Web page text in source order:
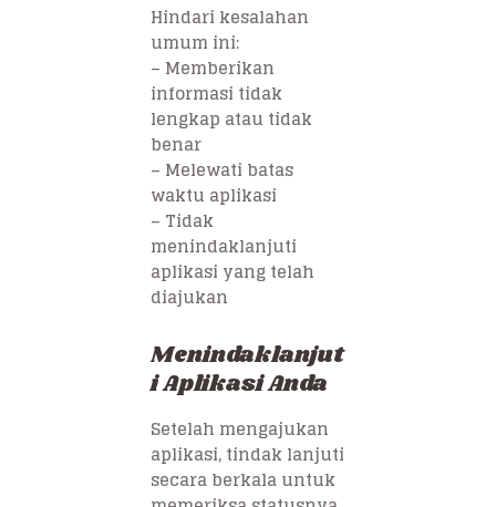
Hindari kesalahan
umum ini:
– Memberikan
informasi tidak
lengkap atau tidak
benar
– Melewati batas
waktu aplikasi
– Tidak
menindaklanjuti
aplikasi yang telah
diajukan
Menindaklanjut
i Aplikasi Anda
Setelah mengajukan
aplikasi, tindak lanjuti
secara berkala untuk